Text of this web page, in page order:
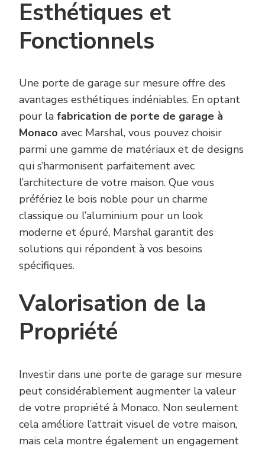
Esthétiques et
Fonctionnels
Une porte de garage sur mesure offre des
avantages esthétiques indéniables. En optant
pour la fabrication de porte de garage à
Monaco avec Marshal, vous pouvez choisir
parmi une gamme de matériaux et de designs
qui s’harmonisent parfaitement avec
l’architecture de votre maison. Que vous
préfériez le bois noble pour un charme
classique ou l’aluminium pour un look
moderne et épuré, Marshal garantit des
solutions qui répondent à vos besoins
spécifiques.
Valorisation de la
Propriété
Investir dans une porte de garage sur mesure
peut considérablement augmenter la valeur
de votre propriété à Monaco. Non seulement
cela améliore l’attrait visuel de votre maison,
mais cela montre également un engagement